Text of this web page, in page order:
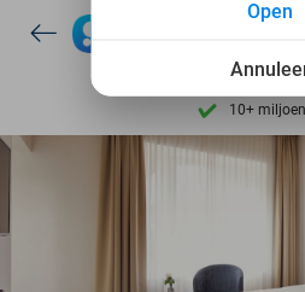
7 dagen per
10+ miljoen
9,4 op
Ontdek
10+
Open